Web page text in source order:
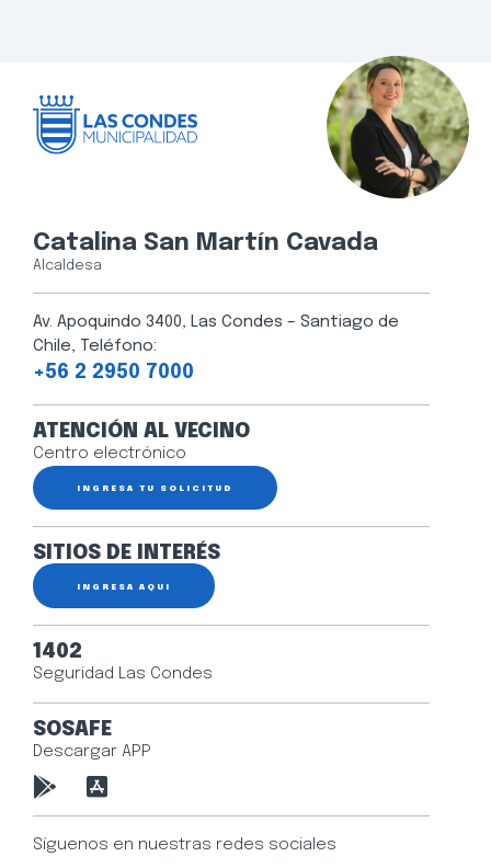
Catalina San Martín Cavada
Alcaldesa
Av. Apoquindo 3400, Las Condes – Santiago de
Chile, Teléfono:
+56 2 2950 7000
ATENCIÓN AL VECINO
Centro electrónico
INGRESA TU SOLICITUD
SITIOS DE INTERÉS
INGRESA AQUÍ
1402
Seguridad Las Condes
SOSAFE
Descargar APP
Síguenos en nuestras redes sociales